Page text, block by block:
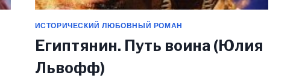
ИСТОРИЧЕСКИЙ ЛЮБОВНЫЙ РОМАН
Египтянин. Путь воина (Юлия
Львофф)